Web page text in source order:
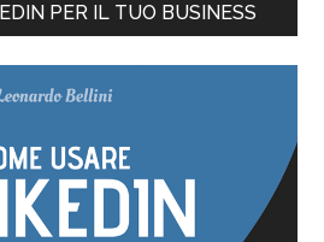
PER IL TUO BUSINESS